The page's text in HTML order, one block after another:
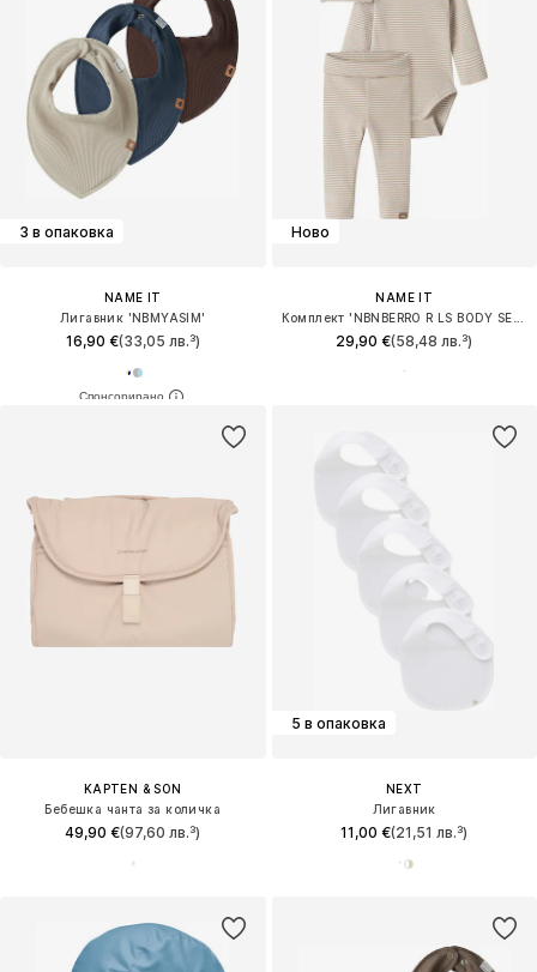
3 в опаковка
NAME IT
Лигавник 'NBMYASIM'
16,90 €(33,05 лв.³)
Ново
NAME IT
29,90 €(58,48 лв.³)
KAPTEN & SON
Бебешка чанта за количка
49,90 €(97,60 лв.³)
5 в опаковка
NEXT
Лигавник
11,00 €(21,51 лв.³)